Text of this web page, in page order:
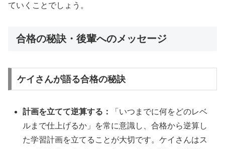
ていくことでしょう。
合格の秘訣・後輩へのメッセージ
ケイさんが語る合格の秘訣
計画を立てて逆算する：
「いつまでに何をどのレベ
ルまで仕上げるか」を常に意識し、合格から逆算し
た学習計画を立てることが大切です。ケイさんはス